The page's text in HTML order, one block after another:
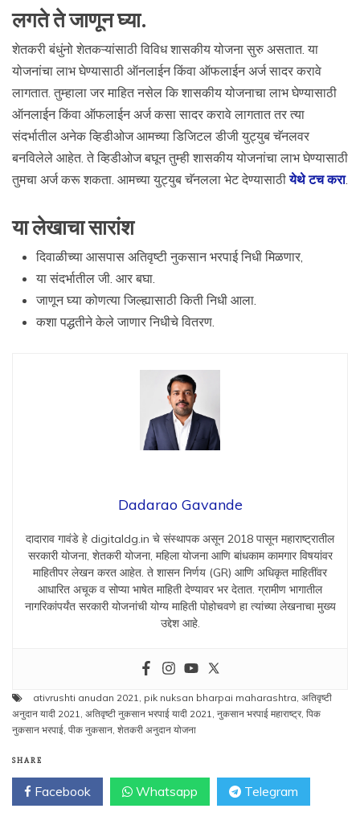
लगते ते जाणून घ्या.
शेतकरी बंधुंनो शेतकऱ्यांसाठी विविध शासकीय योजना सुरु असतात. या
योजनांचा लाभ घेण्यासाठी ऑनलाईन किंवा ऑफलाईन अर्ज सादर करावे
लागतात. तुम्हाला जर माहित नसेल कि शासकीय योजनाचा लाभ घेण्यासाठी
ऑनलाईन किंवा ऑफलाईन अर्ज कसा सादर करावे लागतात तर त्या
संदर्भातील अनेक व्हिडीओज आमच्या डिजिटल डीजी युट्युब चॅनलवर
बनविलेले आहेत. ते व्हिडीओज बघून तुम्ही शासकीय योजनांचा लाभ घेण्यासाठी
तुमचा अर्ज करू शकता. आमच्या युट्युब चॅनलला भेट देण्यासाठीयेथे टच करा.
या लेखाचा सारांश
दिवाळीच्या आसपास अतिवृष्टी नुकसान भरपाई निधी मिळणार,
या संदर्भातील जी. आर बघा.
जाणून घ्या कोणत्या जिल्ह्यासाठी किती निधी आला.
कशा पद्धतीने केले जाणार निधीचे वितरण.
Dadarao Gavande
दादाराव गावंडे हे digitaldg.in चे संस्थापक असून 2018 पासून महाराष्ट्रातील
सरकारी योजना, शेतकरी योजना, महिला योजना आणि बांधकाम कामगार विषयांवर
माहितीपर लेखन करत आहेत. ते शासन निर्णय (GR) आणि अधिकृत माहितींवर
आधारित अचूक व सोप्या भाषेत माहिती देण्यावर भर देतात. ग्रामीण भागातील
नागरिकांपर्यंत सरकारी योजनांची योग्य माहिती पोहोचवणे हा त्यांच्या लेखनाचा मुख्य
उद्देश आहे.
ativrushti anudan 2021, pik nuksan bharpai maharashtra, अतिवृष्टी
अनुदान यादी 2021, अतिवृष्टी नुकसान भरपाई यादी 2021, नुकसान भरपाई महाराष्ट्र, पिक
नुकसान भरपाई, पीक नुकसान, शेतकरी अनुदान योजना
SHARE
Facebook Whatsapp Telegram